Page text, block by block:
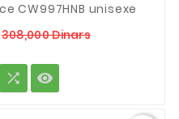
CW997HNB unisexe
308,000 DinarsPrix
Prix
 